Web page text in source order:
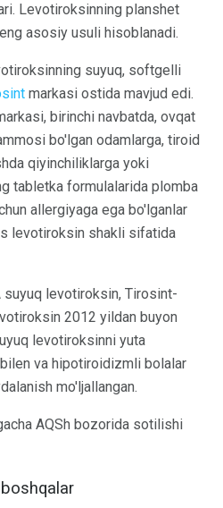
Levotiroksinning planshet
asosiy usuli hisoblanadi.
suyuq, softgelli
markasi ostida mavjud edi.
birinchi navbatda, ovqat
bo'lgan odamlarga, tiroid
qiyinchiliklarga yoki
tabletka formulalarida plomba
allergiyaga ega bo'lganlar
levotiroksin shakli sifatida
levotiroksin, Tirosint-
2012 yildan buyon
levotiroksinni yuta
va hipotiroidizmli bolalar
mo'ljallangan.
AQSh bozorida sotilishi